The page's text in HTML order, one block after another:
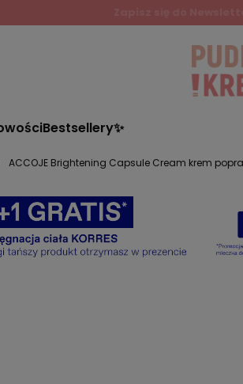
Bestsellery✨
ACCOJE Brightening Capsule Cream krem